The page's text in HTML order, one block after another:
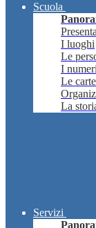
Scuola
I luoghi
Le
I
Le
La
Servizi